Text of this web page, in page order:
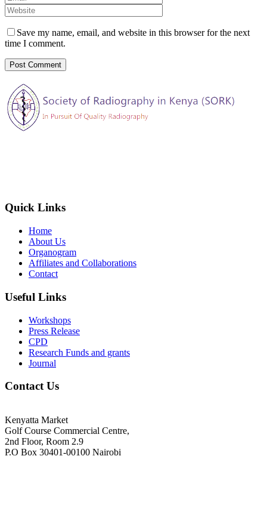
Save my name, email, and website in this browser for the next
time I comment.
Quick Links
Home
About Us
Organogram
Affiliates and Collaborations
Contact
Useful Links
Workshops
Press Release
CPD
Research Funds and grants
Journal
Contact Us
Kenyatta Market
Golf Course Commercial Centre,
2nd Floor, Room 2.9
P.O Box 30401-00100 Nairobi